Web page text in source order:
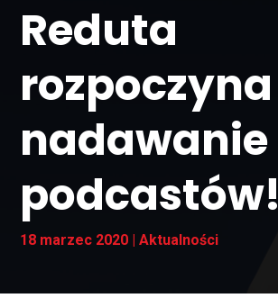
Reduta
rozpoczyna
nadawanie
podcastów!
18 marzec 2020 |Aktualności